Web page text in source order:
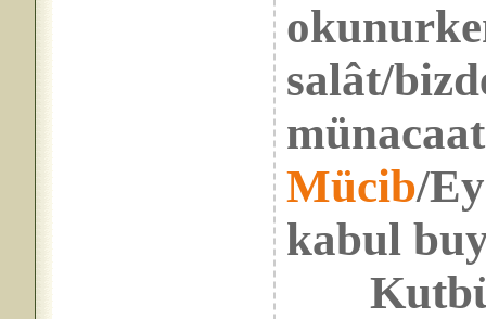
salât/
Mücib/
kabul